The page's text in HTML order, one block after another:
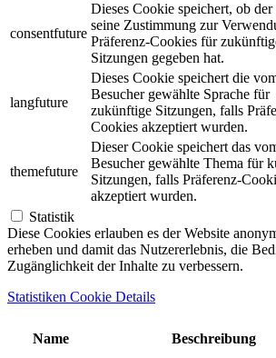
consentfuture
Dieses Cookie speichert, ob der
seine Zustimmung zur
Präferenz-Cookies für
Sitzungen gegeben hat.
langfuture
Dieses Cookie speichert die
Besucher gewählte Sprache für
zukünftige Sitzungen, falls
Cookies akzeptiert wurden.
themefuture
Dieser Cookie speichert das
Besucher gewählte Thema für
Sitzungen, falls Präferenz-
akzeptiert wurden.
Statistik
Diese Cookies erlauben es der Website
erheben und damit das Nutzererlebnis, die
Zugänglichkeit der Inhalte zu verbessern.
Statistiken Cookie Details
Name Beschreibung